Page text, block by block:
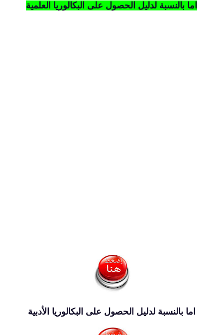
اما بالنسبة لدليل الحصول على البكالوريا العلمية
اما بالنسبة لدليل الحصول على البكالوريا الأدبية